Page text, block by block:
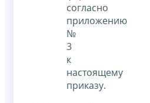
согласно
приложению
№
3
к
настоящему
приказу.